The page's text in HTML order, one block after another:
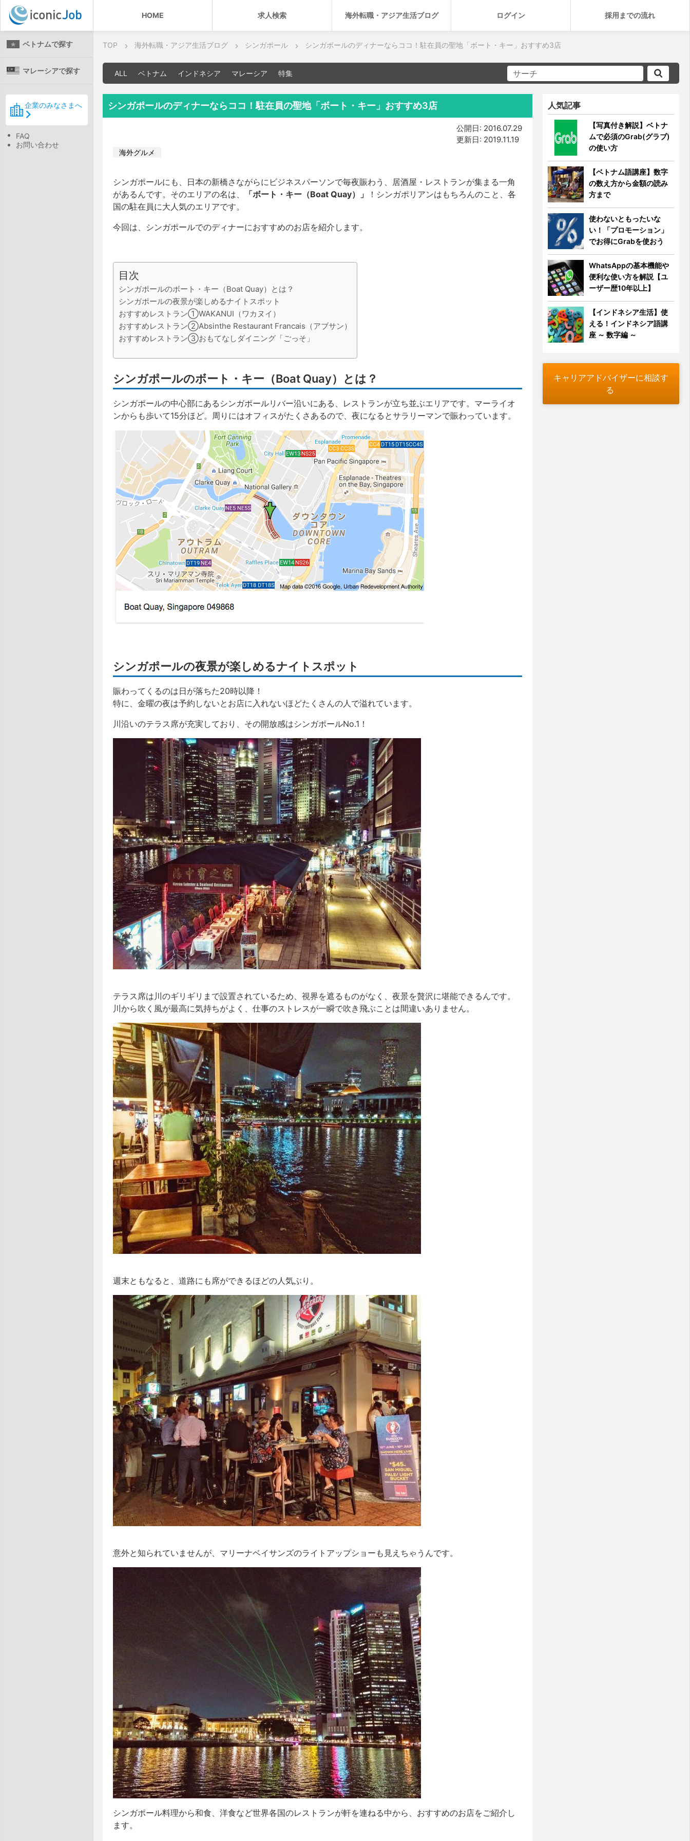
HOME 求人検索 海外転職・アジア生活ブログ ログイン 採用までの流れ
ベトナムで探す
マレーシアで探す
企業のみなさまへ
FAQ
お問い合わせ
TOP 海外転職・アジア生活ブログ シンガポール シンガポールのディナーならココ！駐在員の聖地「ボート・キー」おすすめ3店
ALL ベトナム インドネシア マレーシア 特集
シンガポールのディナーならココ！駐在員の聖地「ボート・キー」おすすめ3店
公開日: 2016.07.29
更新日: 2019.11.19
海外グルメ
シンガポールにも、日本の新橋さながらにビジネスパーソンで毎夜賑わう、居酒屋・レストランが集まる一角
があるんです。そのエリアの名は、
「ボート・キー（Boat Quay）」
！シンガポリアンはもちろんのこと、各
国の駐在員に大人気のエリアです。
今回は、シンガポールでのディナーにおすすめのお店を紹介します。
目次
シンガポールのボート・キー（Boat Quay）とは？
シンガポールの夜景が楽しめるナイトスポット
おすすめレストラン①WAKANUI（ワカヌイ）
おすすめレストラン②Absinthe Restaurant Francais（アブサン）
おすすめレストラン③おもてなしダイニング「ごっそ」
シンガポールのボート・キー（Boat Quay）とは？
シンガポールの中心部にあるシンガポールリバー沿いにある、レストランが立ち並ぶエリアです。マーライオ
ンからも歩いて15分ほど。周りにはオフィスがたくさあるので、夜になるとサラリーマンで賑わっています。
シンガポールの夜景が楽しめるナイトスポット
賑わってくるのは日が落ちた20時以降！
特に、金曜の夜は予約しないとお店に入れないほどたくさんの人で溢れています。
川沿いのテラス席が充実しており、その開放感はシンガポールNo.1！
テラス席は川のギリギリまで設置されているため、視界を遮るものがなく、夜景を贅沢に堪能できるんです。
川から吹く風が最高に気持ちがよく、仕事のストレスが一瞬で吹き飛ぶことは間違いありません。
週末ともなると、道路にも席ができるほどの人気ぶり。
意外と知られていませんが、マリーナベイサンズのライトアップショーも見えちゃうんです。
シンガポール料理から和食、洋食など世界各国のレストランが軒を連ねる中から、おすすめのお店をご紹介し
ます。
人気記事
【写真付き解説】ベトナ
ムで必須のGrab(グラブ)
の使い方
【ベトナム語講座】数字
の数え方から金額の読み
方まで
使わないともったいな
い！「プロモーション」
でお得にGrabを使おう
WhatsAppの基本機能や
便利な使い方を解説【ユ
ーザー歴10年以上】
【インドネシア生活】使
える！インドネシア語講
座 ～ 数字編 ～
キャリアアドバイザーに相談す
る